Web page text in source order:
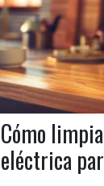
Cómo
eléctrica